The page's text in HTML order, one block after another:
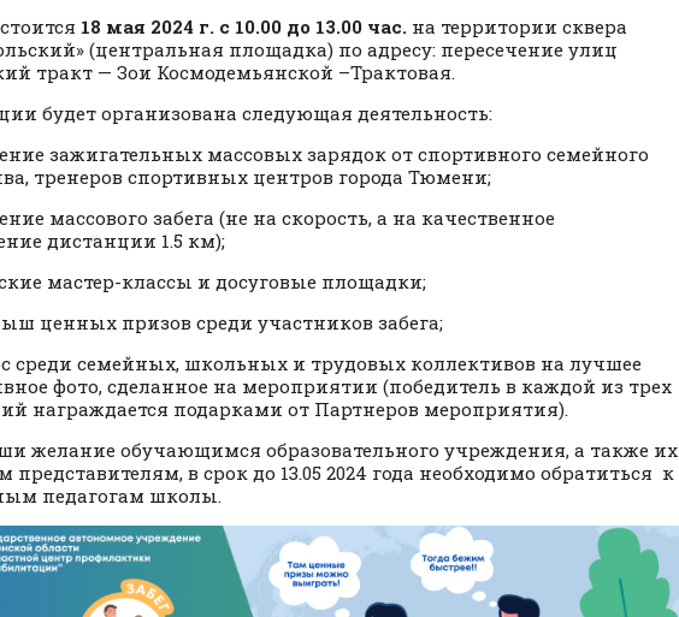
18 мая 2024 г. с 10.00 до 13.00 час. на территории сквера
(центральная площадка) по адресу: пересечение улиц
тракт — Зои Космодемьянской –Трактовая.
будет организована следующая деятельность:
зажигательных массовых зарядок от спортивного семейного
тренеров спортивных центров города Тюмени;
массового забега (не на скорость, а на качественное
дистанции 1.5 км);
мастер-классы и досуговые площадки;
ценных призов среди участников забега;
среди семейных, школьных и трудовых коллективов на лучшее
фото, сделанное на мероприятии (победитель в каждой из трех
награждается подарками от Партнеров мероприятия).
желание обучающимся образовательного учреждения, а также их
представителям, в срок до 13.05 2024 года необходимо обратиться к
педагогам школы.